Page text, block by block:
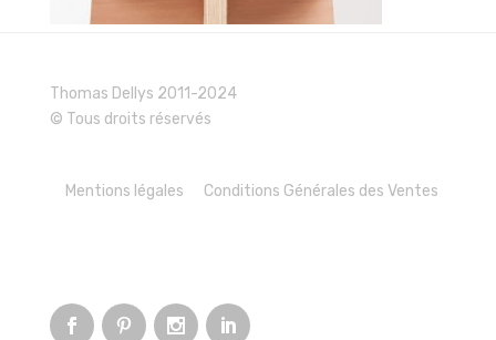
Thomas Dellys 2011-2024
© Tous droits réservés
Mentions légales Conditions Générales des Ventes